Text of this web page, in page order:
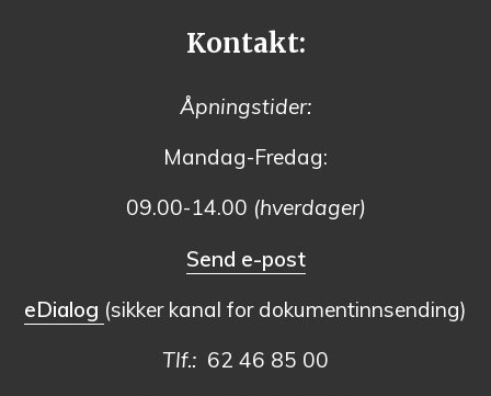
Kontakt:
Åpningstider:
Mandag-Fredag:
09.00-14.00 (hverdager)
Send e-post
eDialog (sikker kanal for dokumentinnsending)
Tlf.: 62 46 85 00